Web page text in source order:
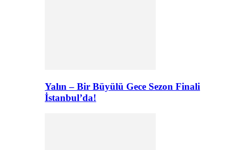
Yalın – Bir Büyülü Gece Sezon Finali
İstanbul’da!